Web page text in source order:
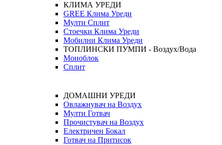
КЛИМА УРЕДИ
GREE Клима Уреди
Мулти Сплит
Стоечки Клима Уреди
Мобилни Клима Уреди
ТОПЛИНСКИ ПУМПИ - Воздух/Вода
Моноблок
Сплит
ДОМАШНИ УРЕДИ
Овлажнувач на Воздух
Мулти Готвач
Прочистувач на Воздух
Електричен Бокал
Готвач на Притисок